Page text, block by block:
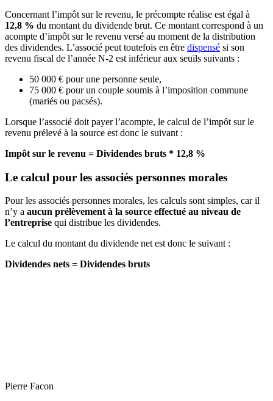
Concernant l’impôt sur le revenu, le précompte réalise est égal à
12,8 % du montant du dividende brut. Ce montant correspond à un
acompte d’impôt sur le revenu versé au moment de la distribution
des dividendes. L’associé peut toutefois en être dispensé si son
revenu fiscal de l’année N-2 est inférieur aux seuils suivants :
50 000 € pour une personne seule,
75 000 € pour un couple soumis à l’imposition commune
(mariés ou pacsés).
Lorsque l’associé doit payer l’acompte, le calcul de l’impôt sur le
revenu prélevé à la source est donc le suivant :
Impôt sur le revenu = Dividendes bruts * 12,8 %
Le calcul pour les associés personnes morales
Pour les associés personnes morales, les calculs sont simples, car il
n’y a aucun prélèvement à la source effectué au niveau de
l’entreprise qui distribue les dividendes.
Le calcul du montant du dividende net est donc le suivant :
Dividendes nets = Dividendes bruts
Pierre Facon